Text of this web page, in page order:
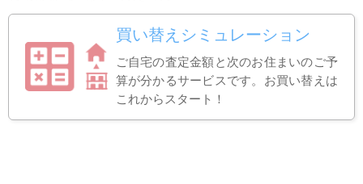
買い替えシミュレーション
ご自宅の査定金額と次のお住まいのご予
算が分かるサービスです。お買い替えは
これからスタート！